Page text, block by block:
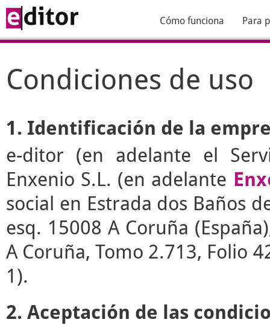
Cómo funciona Para
Condiciones de uso
1. Identificación de la
e-ditor (en adelante el
Enxenio S.L. (en adelante
social en Estrada dos Baños
esq. 15008 A Coruña
A Coruña, Tomo 2.713, Folio
1).
2. Aceptación de las